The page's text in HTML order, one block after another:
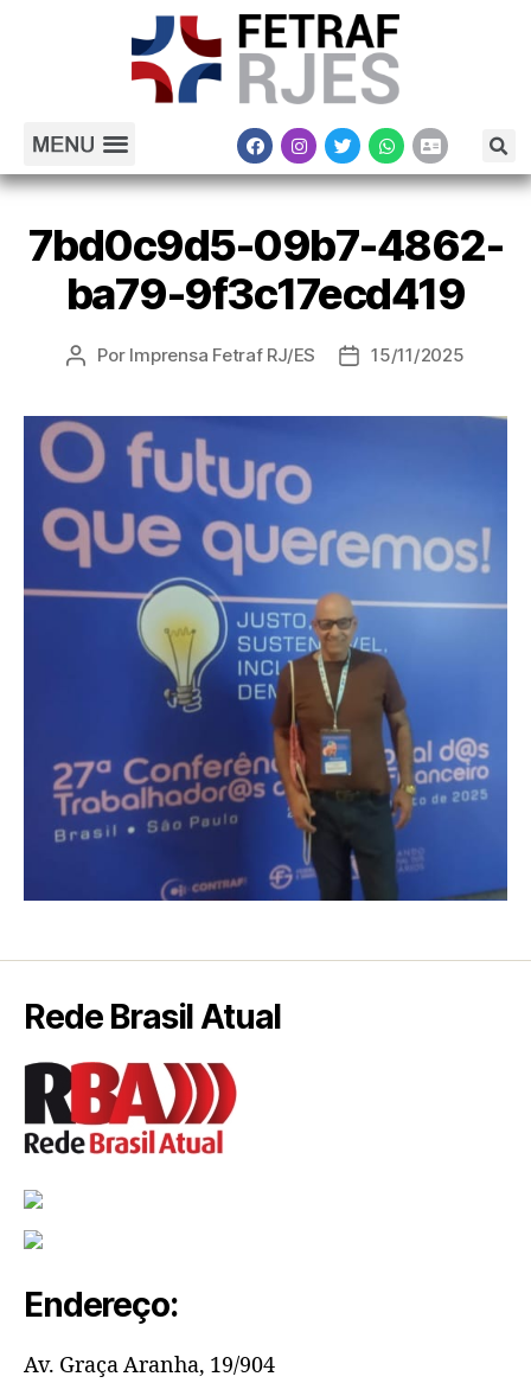
7bd0c9d5-09b7-4862-
ba79-9f3c17ecd419
Por Imprensa Fetraf RJ/ES 15/11/2025
Rede Brasil Atual
Endereço:
Av. Graça Aranha, 19/904